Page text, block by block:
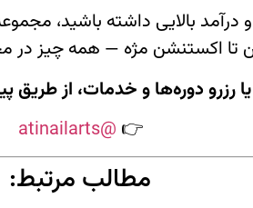
درآمد بالایی داشته باشید،
تا اکستنشن مژه — همه چیز
رزرو دوره‌ها و خدمات، از طریق
👉
@atinailarts
مطالب مرتبط: